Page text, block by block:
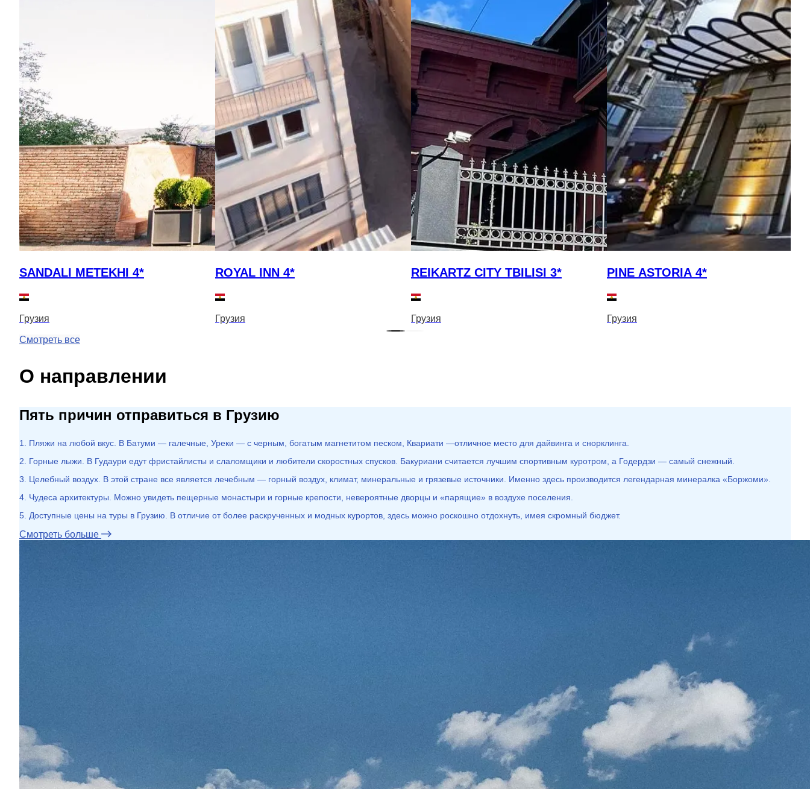
SANDALI METEKHI 4*
Грузия
ROYAL INN 4*
Грузия
REIKARTZ CITY TBILISI 3*
Грузия
PINE ASTORIA 4*
Грузия
Смотреть все
О направлении
Пять причин отправиться в Грузию
1. Пляжи на любой вкус. В Батуми — галечные, Уреки — с черным, богатым магнетитом песком, Квариати —отличное место для дайвинга и снорклинга.
2. Горные лыжи. В Гудаури едут фристайлисты и слаломщики и любители скоростных спусков. Бакуриани считается лучшим спортивным куротром, а Годердзи — самый снежный.
3. Целебный воздух. В этой стране все является лечебным — горный воздух, климат, минеральные и грязевые источники. Именно здесь производится легендарная минералка «Боржоми».
4. Чудеса архитектуры. Можно увидеть пещерные монастыри и горные крепости, невероятные дворцы и «парящие» в воздухе поселения.
5. Доступные цены на туры в Грузию. В отличие от более раскрученных и модных курортов, здесь можно роскошно отдохнуть, имея скромный бюджет.
Смотреть больше